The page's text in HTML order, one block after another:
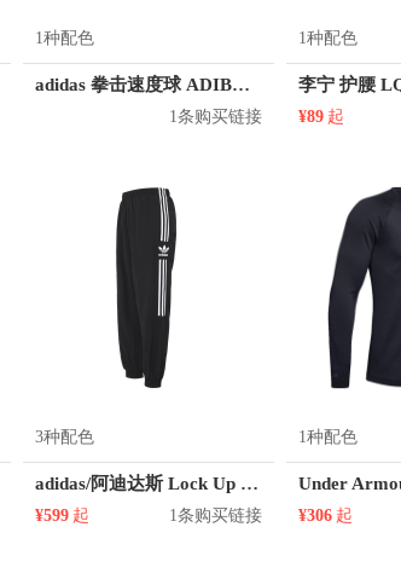
1种配色
adidas 拳击速度球 ADIBAC091
1条购买链接
1种配色
李宁 护腰
¥89 起
3种配色
adidas/阿迪达斯 Lock Up 条纹印花透气运动长裤 ED6097
¥599 起 1条购买链接
1种配色
¥306 起